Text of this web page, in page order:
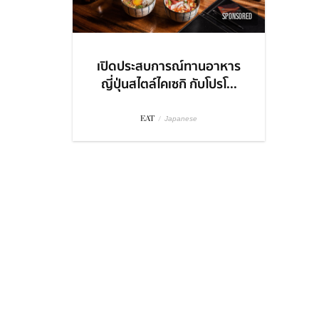
SPONSORED
เปิดประสบการณ์ทานอาหาร
ญี่ปุ่นสไตล์ไคเซกิ กับโปรโ...
EAT / Japanese